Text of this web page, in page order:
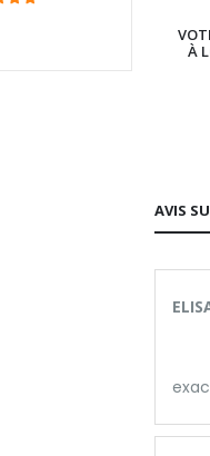
À
AVIS